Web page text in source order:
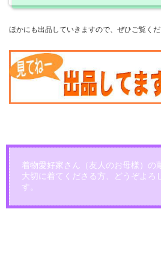
ほかにも出品していきますので、ぜひご覧く
着物愛好家さん（友人のお母様）の
大切に着てくださる方、どうぞよろ
す。